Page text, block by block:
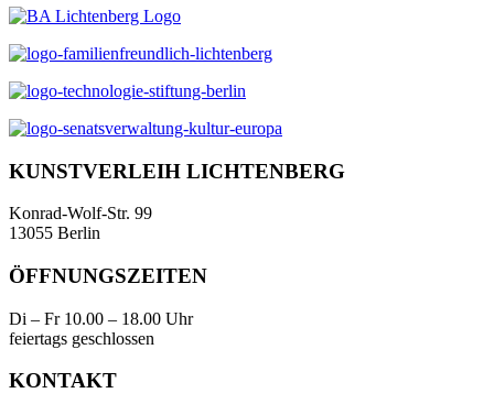
KUNSTVERLEIH LICHTENBERG
Konrad-Wolf-Str. 99
13055 Berlin
ÖFFNUNGSZEITEN
Di – Fr 10.00 – 18.00 Uhr
feiertags geschlossen
KONTAKT